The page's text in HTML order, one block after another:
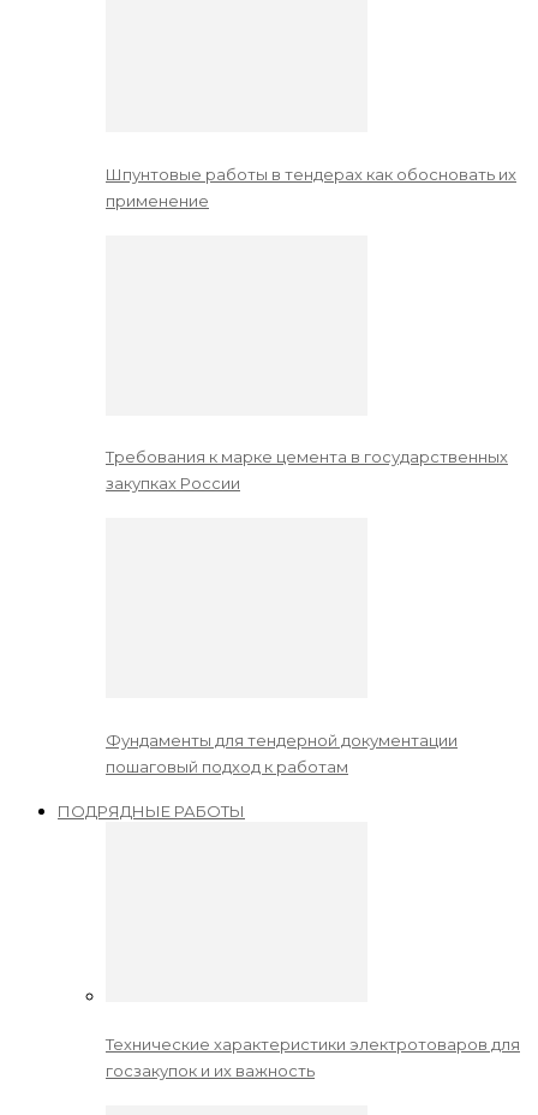
Шпунтовые работы в тендерах как обосновать их
применение
Требования к марке цемента в государственных
закупках России
Фундаменты для тендерной документации
пошаговый подход к работам
ПОДРЯДНЫЕ РАБОТЫ
Технические характеристики электротоваров для
госзакупок и их важность